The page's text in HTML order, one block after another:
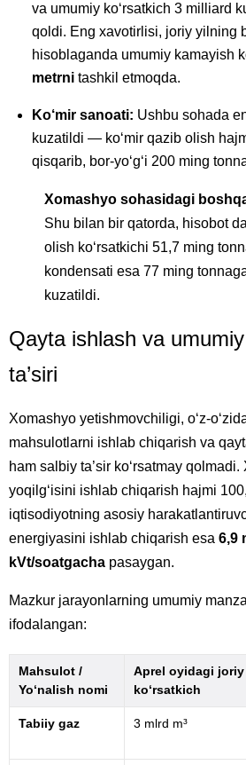
va umumiy ko‘rsatkich 3 milliard
qoldi. Eng xavotirlisi, joriy yilning
hisoblaganda umumiy kamayish
metrni tashkil etmoqda.
Ko‘mir sanoati: Ushbu sohada
kuzatildi — ko‘mir qazib olish
qisqarib, bor-yo‘g‘i 200 ming
Xomashyo sohasidagi
Shu bilan bir qatorda, hisobot
olish ko‘rsatkichi 51,7 ming
kondensati esa 77 ming
kuzatildi.
Qayta ishlash va
ta’siri
Xomashyo yetishmovchiligi, o‘z-
mahsulotlarni ishlab chiqarish va
ham salbiy ta’sir ko‘rsatmay qolmadi.
yoqilg‘isini ishlab chiqarish hajmi
iqtisodiyotning asosiy
energiyasini ishlab chiqarish esa 6,9
kVt/soatgacha pasaygan.
Mazkur jarayonlarning umumiy
ifodalangan:
Mahsulot /
Yo‘nalish nomi
Aprel oyidagi joriy
ko‘rsatkich
Tabiiy gaz 3 mlrd m³